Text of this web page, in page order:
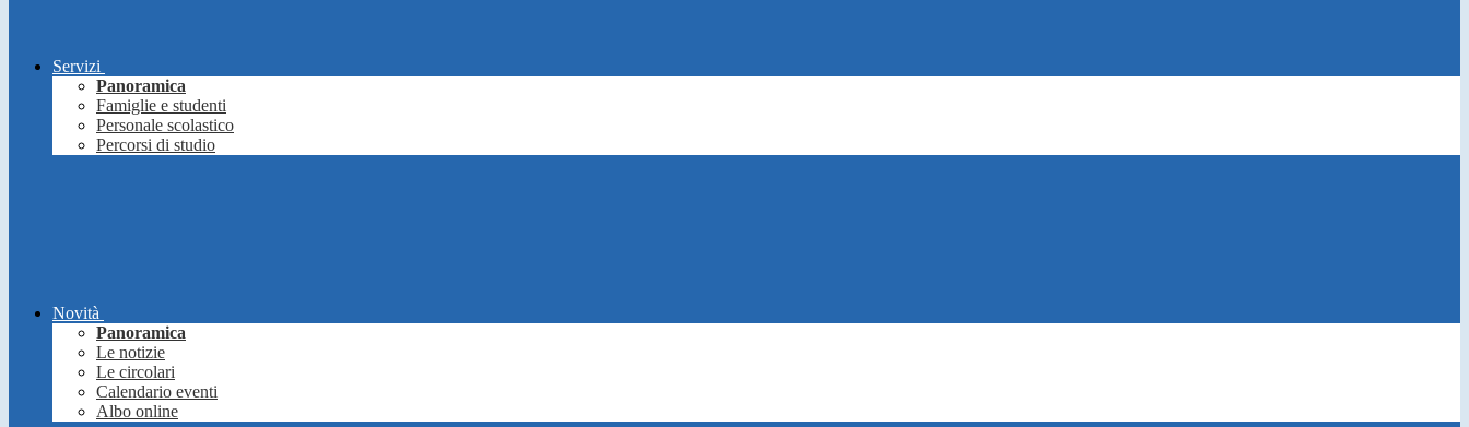
Servizi
Panoramica
Famiglie e studenti
Personale scolastico
Percorsi di studio
Novità
Panoramica
Le notizie
Le circolari
Calendario eventi
Albo online